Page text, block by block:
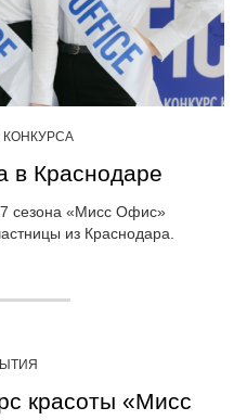
в Краснодаре
сезона «Мисс Офис»
из Краснодара.
красоты «Мисс